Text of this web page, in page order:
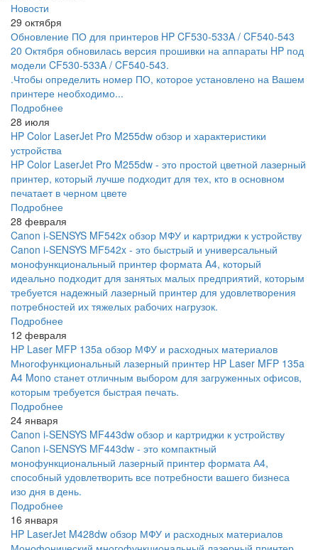
Новости
29 октября
Обновление ПО для принтеров HP CF530-533A / CF540-543
20 Октября обновилась версия прошивки на аппараты HP под
модели CF530-533A / CF540-543.
.Чтобы определить номер ПО, которое установлено на Вашем
принтере необходимо...
Подробнее
28 июля
HP Color LaserJet Pro M255dw обзор и характеристики
устройства
HP Color LaserJet Pro M255dw - это простой цветной лазерный
принтер, который лучше подходит для тех, кто в основном
печатает в черном цвете
Подробнее
28 февраля
Canon i-SENSYS MF542x обзор МФУ и картриджи к устройству
Canon i-SENSYS MF542x - это быстрый и универсальный
монофункциональный принтер формата A4, который
идеально подходит для занятых малых предприятий, которым
требуется надежный лазерный принтер для удовлетворения
потребностей их тяжелых рабочих нагрузок.
Подробнее
12 февраля
HP Laser MFP 135a обзор МФУ и расходных материалов
Многофункциональный лазерный принтер HP Laser MFP 135a
A4 Mono станет отличным выбором для загруженных офисов,
которым требуется быстрая печать.
Подробнее
24 января
Canon i-SENSYS MF443dw обзор и картриджи к устройству
Canon i-SENSYS MF443dw - это компактный
монофункциональный лазерный принтер формата А4,
способный удовлетворить все потребности вашего бизнеса
изо дня в день.
Подробнее
16 января
HP LaserJet M428dw обзор МФУ и расходных материалов